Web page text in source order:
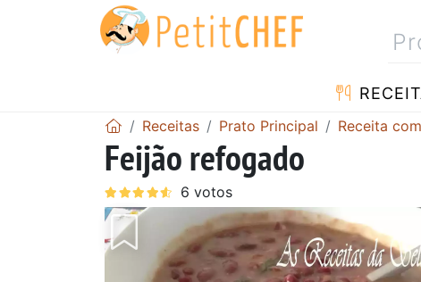
Receitas Prato Principal Receita
Feijão refogado